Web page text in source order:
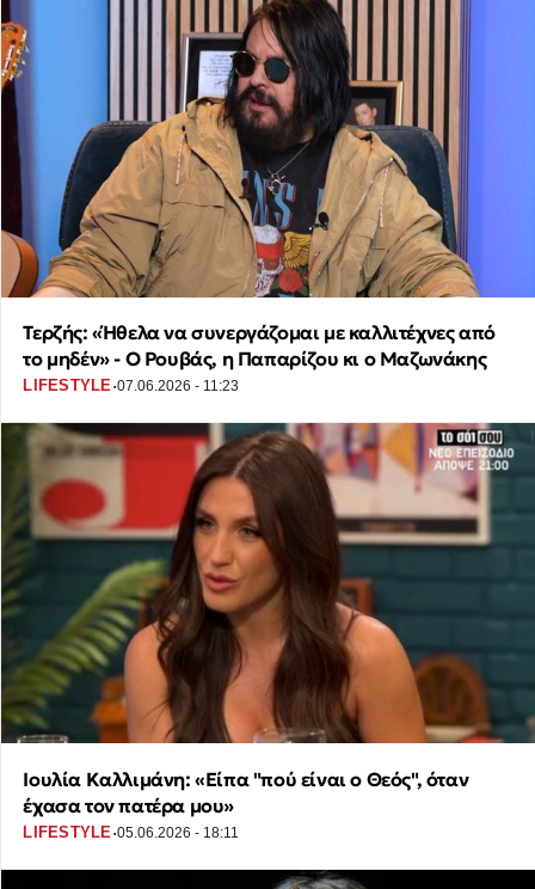
Τερζής: «Ήθελα να συνεργάζομαι με καλλιτέχνες από
το μηδέν» - Ο Ρουβάς, η Παπαρίζου κι ο Μαζωνάκης
LIFESTYLE·07.06.2026 - 11:23
Ιουλία Καλλιμάνη: «Είπα "πού είναι ο Θεός", όταν
έχασα τον πατέρα μου»
LIFESTYLE·05.06.2026 - 18:11